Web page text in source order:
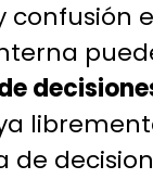
confusión